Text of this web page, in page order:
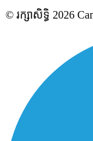
© រក្សាសិទ្ធិ 2026